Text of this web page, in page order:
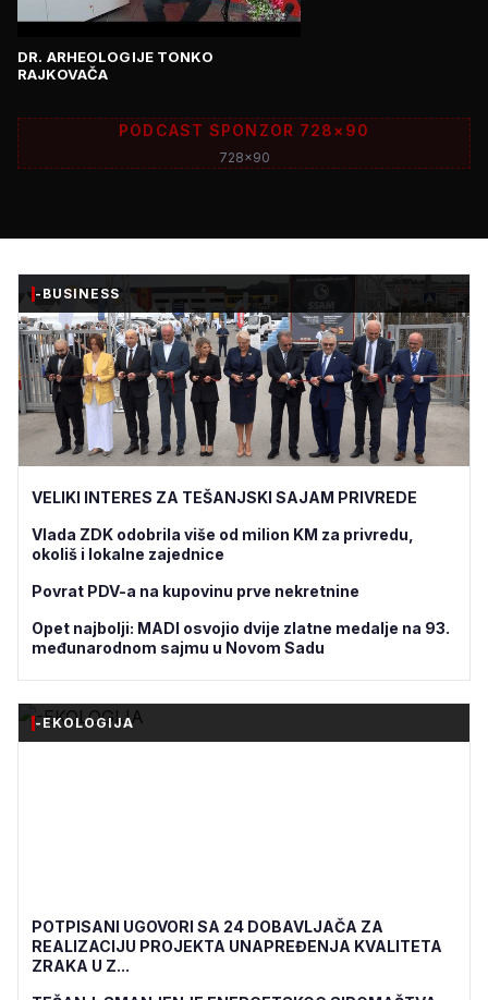
DR. ARHEOLOGIJE TONKO
RAJKOVAČA
PODCAST SPONZOR 728×90
728x90
-BUSINESS
VELIKI INTERES ZA TEŠANJSKI SAJAM PRIVREDE
Vlada ZDK odobrila više od milion KM za privredu,
okoliš i lokalne zajednice
Povrat PDV-a na kupovinu prve nekretnine
Opet najbolji: MADI osvojio dvije zlatne medalje na 93.
međunarodnom sajmu u Novom Sadu
-EKOLOGIJA
POTPISANI UGOVORI SA 24 DOBAVLJAČA ZA
REALIZACIJU PROJEKTA UNAPREĐENJA KVALITETA
ZRAKA U Z...